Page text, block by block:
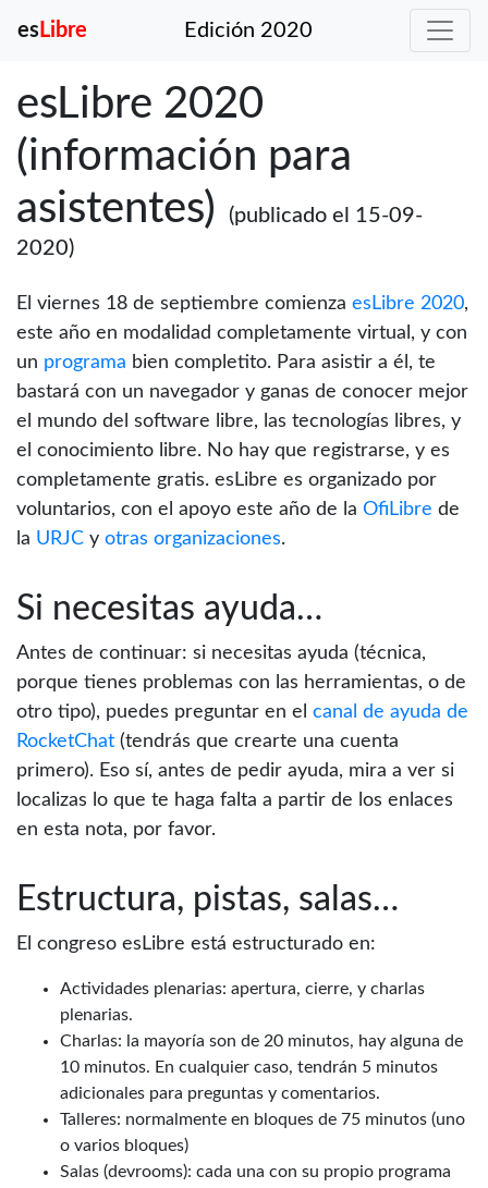
es Libre Edición 2020
esLibre 2020
(información para
asistentes)
(publicado el 15-09-
2020)
El viernes 18 de septiembre comienza esLibre 2020,
este año en modalidad completamente virtual, y con
un programa bien completito. Para asistir a él, te
bastará con un navegador y ganas de conocer mejor
el mundo del software libre, las tecnologías libres, y
el conocimiento libre. No hay que registrarse, y es
completamente gratis. esLibre es organizado por
voluntarios, con el apoyo este año de la OfiLibre de
la URJC y otras organizaciones.
Si necesitas ayuda…
Antes de continuar: si necesitas ayuda (técnica,
porque tienes problemas con las herramientas, o de
otro tipo), puedes preguntar en el canal de ayuda de
RocketChat (tendrás que crearte una cuenta
primero). Eso sí, antes de pedir ayuda, mira a ver si
localizas lo que te haga falta a partir de los enlaces
en esta nota, por favor.
Estructura, pistas, salas…
El congreso esLibre está estructurado en:
Actividades plenarias: apertura, cierre, y charlas
plenarias.
Charlas: la mayoría son de 20 minutos, hay alguna de
10 minutos. En cualquier caso, tendrán 5 minutos
adicionales para preguntas y comentarios.
Talleres: normalmente en bloques de 75 minutos (uno
o varios bloques)
Salas (devrooms): cada una con su propio programa